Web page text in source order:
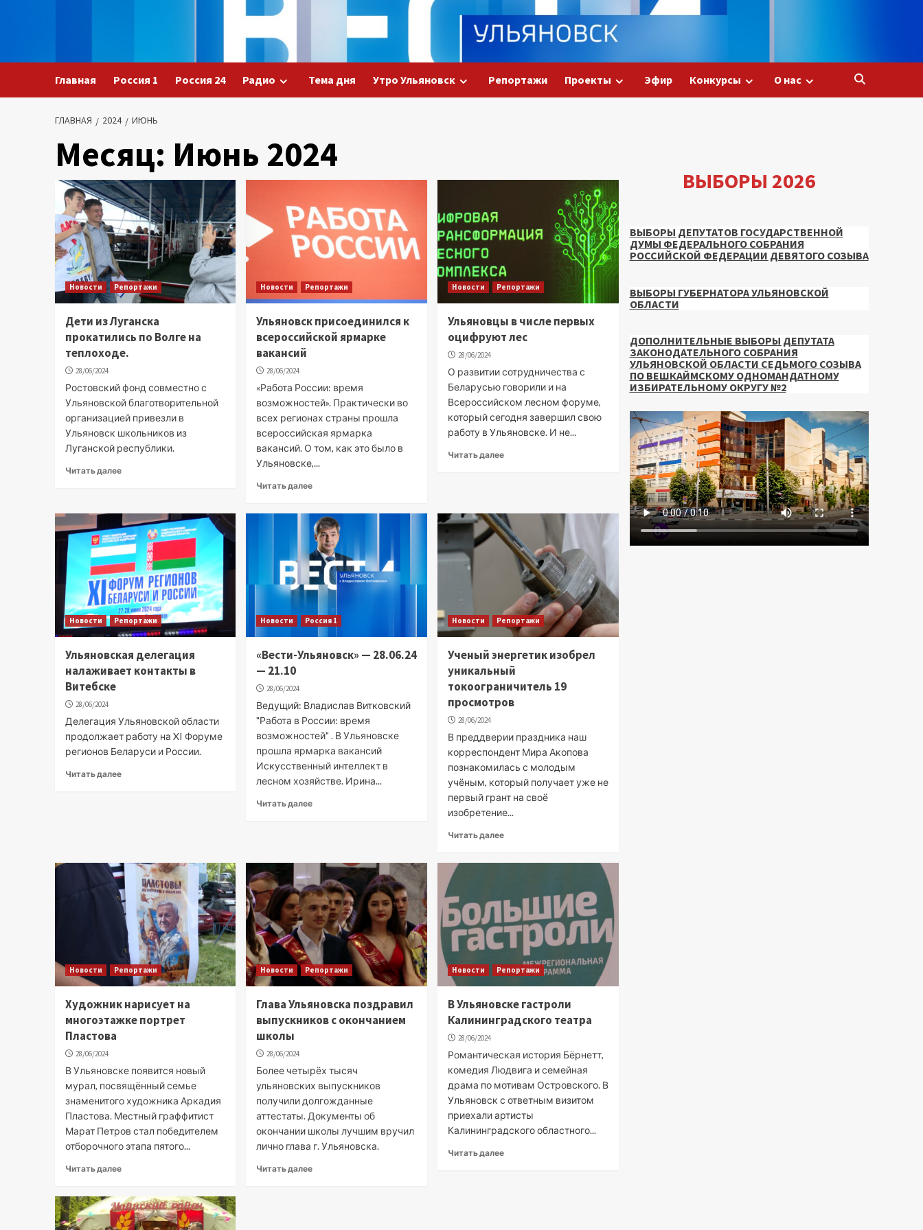
Главная Россия 1 Россия 24 Радио Тема дня Утро Ульяновск Репортажи Проекты Эфир Конкурсы О нас
ГЛАВНАЯ 2024 ИЮНЬ
Месяц: Июнь 2024
Новости Репортажи
Дети из Луганска
прокатились по Волге на
теплоходе.
28/06/2024
Ростовский фонд совместно с
Ульяновской благотворительной
организацией привезли в
Ульяновск школьников из
Луганской республики.
Читать далее
Новости Репортажи
Ульяновск присоединился к
всероссийской ярмарке
вакансий
28/06/2024
«Работа России: время
возможностей». Практически во
всех регионах страны прошла
всероссийская ярмарка
вакансий. О том, как это было в
Ульяновске,...
Читать далее
Новости Репортажи
Ульяновцы в числе первых
оцифруют лес
28/06/2024
О развитии сотрудничества с
Беларусью говорили и на
Всероссийском лесном форуме,
который сегодня завершил свою
работу в Ульяновске. И не...
Читать далее
Новости Репортажи
Ульяновская делегация
налаживает контакты в
Витебске
28/06/2024
Делегация Ульяновской области
продолжает работу на XI Форуме
регионов Беларуси и России.
Читать далее
Новости Россия 1
«Вести-Ульяновск» — 28.06.24
— 21.10
28/06/2024
Ведущий: Владислав Витковский
"Работа в России: время
возможностей" . В Ульяновске
прошла ярмарка вакансий
Искусственный интеллект в
лесном хозяйстве. Ирина...
Читать далее
Новости Репортажи
Ученый энергетик изобрел
уникальный
токоограничитель 19
просмотров
28/06/2024
В преддверии праздника наш
корреспондент Мира Акопова
познакомилась с молодым
учёным, который получает уже не
первый грант на своё
изобретение...
Читать далее
Новости Репортажи
Художник нарисует на
многоэтажке портрет
Пластова
28/06/2024
В Ульяновске появится новый
мурал, посвящённый семье
знаменитого художника Аркадия
Пластова. Местный граффитист
Марат Петров стал победителем
отборочного этапа пятого...
Читать далее
Новости Репортажи
Глава Ульяновска поздравил
выпускников с окончанием
школы
28/06/2024
Более четырёх тысяч
ульяновских выпускников
получили долгожданные
аттестаты. Документы об
окончании школы лучшим вручил
лично глава г. Ульяновска.
Читать далее
Новости Репортажи
В Ульяновске гастроли
Калининградского театра
28/06/2024
Романтическая история Бёрнетт,
комедия Людвига и семейная
драма по мотивам Островского. В
Ульяновск с ответным визитом
приехали артисты
Калининградского областного...
Читать далее
ВЫБОРЫ 2026
ВЫБОРЫ ДЕПУТАТОВ ГОСУДАРСТВЕННОЙ
ДУМЫ ФЕДЕРАЛЬНОГО СОБРАНИЯ
РОССИЙСКОЙ ФЕДЕРАЦИИ ДЕВЯТОГО СОЗЫВА
ВЫБОРЫ ГУБЕРНАТОРА УЛЬЯНОВСКОЙ
ОБЛАСТИ
ДОПОЛНИТЕЛЬНЫЕ ВЫБОРЫ ДЕПУТАТА
ЗАКОНОДАТЕЛЬНОГО СОБРАНИЯ
УЛЬЯНОВСКОЙ ОБЛАСТИ СЕДЬМОГО СОЗЫВА
ПО ВЕШКАЙМСКОМУ ОДНОМАНДАТНОМУ
ИЗБИРАТЕЛЬНОМУ ОКРУГУ №2